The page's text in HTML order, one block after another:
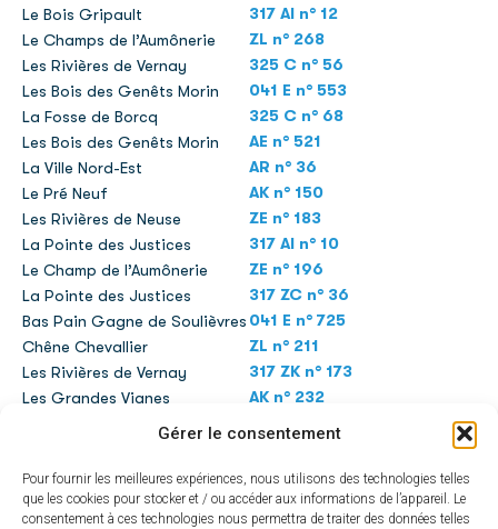
Gérer le consentement
Pour fournir les meilleures expériences, nous utilisons des technologies telles
que les cookies pour stocker et / ou accéder aux informations de l’appareil. Le
consentement à ces technologies nous permettra de traiter des données telles
Le Bois Gripault
Le Champs de l’Aumônerie
Les Rivières de Vernay
Les Bois des Genêts Morin
La Fosse de Borcq
Les Bois des Genêts Morin
La Ville Nord-Est
Le Pré Neuf
Les Rivières de Neuse
La Pointe des Justices
Le Champ de l’Aumônerie
La Pointe des Justices
Bas Pain Gagne de Soulièvres
Chêne Chevallier
Les Rivières de Vernay
Les Grandes Vignes
Les Rivières de Neuse
La Pointe des Justices
La Pointe des Justices
317 AI n° 12
ZL n° 268
325 C n° 56
041 E n° 553
325 C n° 68
AE n° 521
AR n° 36
AK n° 150
ZE n° 183
317 AI n° 10
ZE n° 196
317 ZC n° 36
041 E n° 725
ZL n° 211
317 ZK n° 173
AK n° 232
ZE n° 227
041 A n° 196
041 E n° 12